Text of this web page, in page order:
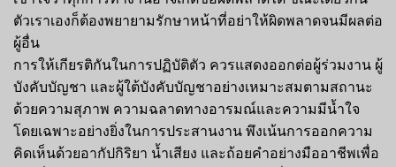
ตัวเราเองก็ต้องพยายามรักษาหน้าที่อย่าให้ผิดพลาดจนมีผลต่อ
ผู้อื่น
การให้เกียรติกันในการปฏิบัติตัว ควรแสดงออกต่อผู้ร่วมงาน ผู้
บังคับบัญชา และผู้ใต้บังคับบัญชาอย่างเหมาะสมตามสถานะ
ด้วยความสุภาพ ความฉลาดทางอารมณ์และความมีน้ำใจ
โดยเฉพาะอย่างยิ่งในการประสานงาน พึงเน้นการออกความ
คิดเห็นด้วยอากัปกิริยา น้ำเสียง และถ้อยคำอย่างมืออาชีพเพื่อ